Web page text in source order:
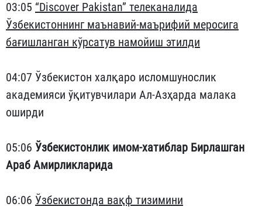
03:05 “Discover Pakistan” телеканалида
Ўзбекистоннинг маънавий-маърифий меросига
бағишланган кўрсатув намойиш этилди
04:07 Ўзбекистон халқаро исломшунослик
академияси ўқитувчилари Ал-Азҳарда малака
оширди
05:06 Ўзбекистонлик имом-хатиблар Бирлашган
Араб Амирликларида
06:06 Ўзбекистонда вақф тизимини